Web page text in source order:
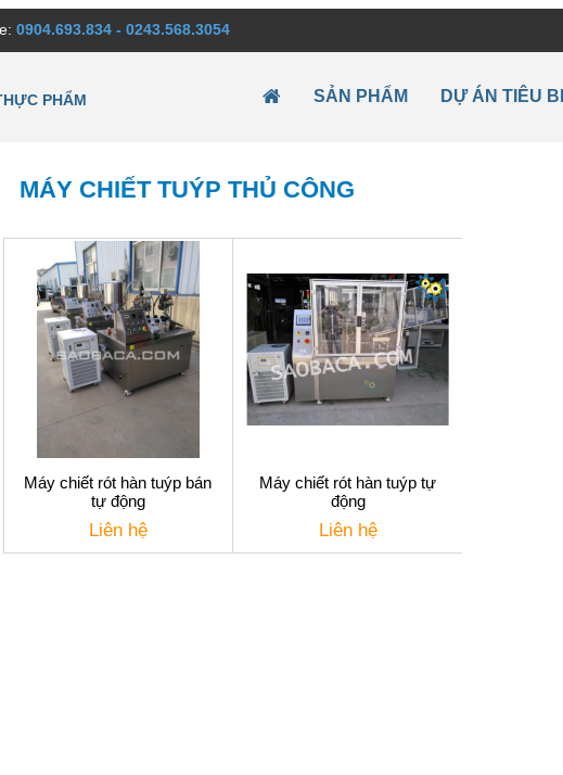
0904.693.834 - 0243.568.3054
PHẨM
SẢN PHẨM DỰ ÁN TIÊU
MÁY CHIẾT TUÝP THỦ CÔNG
Máy chiết rót hàn tuýp bán
tự động
Liên hệ
Máy chiết rót hàn tuýp tự
động
Liên hệ